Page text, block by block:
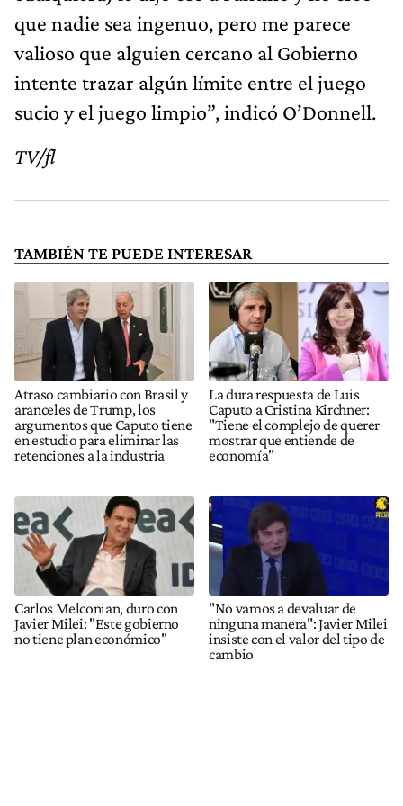
que nadie sea ingenuo, pero me parece
valioso que alguien cercano al Gobierno
intente trazar algún límite entre el juego
sucio y el juego limpio”, indicó O’Donnell.
TV/fl
TAMBIÉN TE PUEDE INTERESAR
Atraso cambiario con Brasil y
aranceles de Trump, los
argumentos que Caputo tiene
en estudio para eliminar las
retenciones a la industria
La dura respuesta de Luis
Caputo a Cristina Kirchner:
"Tiene el complejo de querer
mostrar que entiende de
economía"
Carlos Melconian, duro con
Javier Milei: "Este gobierno
no tiene plan económico"
"No vamos a devaluar de
ninguna manera": Javier Milei
insiste con el valor del tipo de
cambio